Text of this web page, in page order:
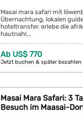
Masai mara safari mit
Übernachtung, lokalen
hoteltransfer. erlebe die
hautnah!...
Ab US$ 770
Jetzt buchen & später bezahlen
Masai Mara Safari: 3
Besuch im Maasai-